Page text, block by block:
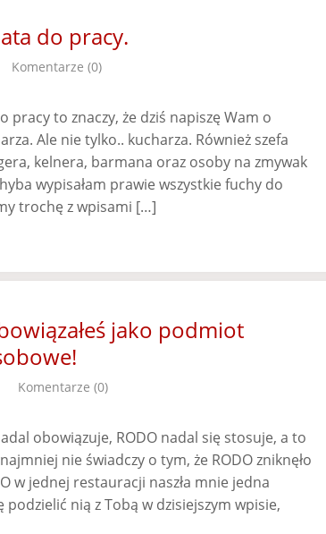
do pracy.
Komentarze (0)
to znaczy, że dziś napiszę Wam o
Ale nie tylko.. kucharza. Również szefa
kelnera, barmana oraz osoby na zmywak
wypisałam prawie wszystkie fuchy do
trochę z wpisami […]
jako podmiot
Komentarze (0)
obowiązuje, RODO nadal się stosuje, a to
nie świadczy o tym, że RODO zniknęło
w jednej restauracji naszła mnie jedna
podzielić nią z Tobą w dzisiejszym wpisie,